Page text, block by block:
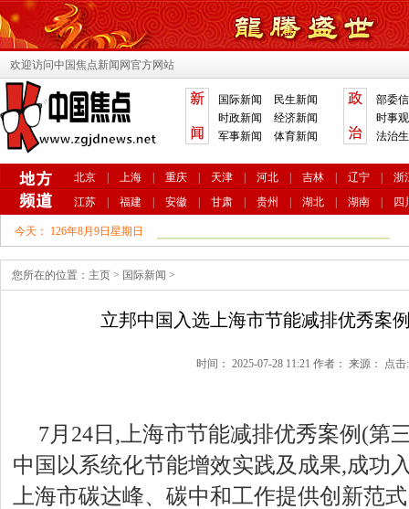
欢迎访问中国焦点新闻网官方网站
国际新闻
民生新闻
时政新闻
经济新闻
军事新闻
体育新闻
部委
时事
法治
北京 上海 重庆 天津 河北 吉林 辽宁
浙
江苏
福建 安徽 甘肃 贵州 湖北 湖南 四
今天： 126年8月9日星期日
您所在的位置： 主页 > 国际新闻 >
立邦中国入选上海市节能减排优秀案
时间： 2025-07-28 11:21 作者： 来源： 点击
7月24日,上海市节能减排优秀案例(第
中国以系统化节能增效实践及成果,成功
上海市碳达峰、碳中和工作提供创新范